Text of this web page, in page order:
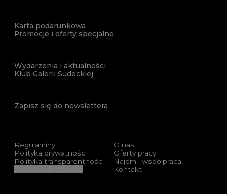
Karta podarunkowa
Promocje i oferty specjalne
Wydarzenia i aktualności
Klub Galerii Sudeckiej
Zapisz się do newslettera
Regulaminy
Polityka prywatności
Polityka transparentności
O nas
Oferty pracy
Najem i współpraca
Kontakt